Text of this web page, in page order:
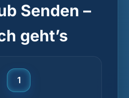
Senden –
geht’s
1